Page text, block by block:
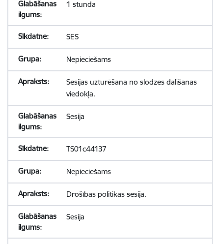
1 stunda
SES
Nepieciešams
Sesijas uzturēšana no slodzes dalīšanas
viedokļa.
Sesija
TS01c44137
Nepieciešams
Drošības politikas sesija.
Sesija